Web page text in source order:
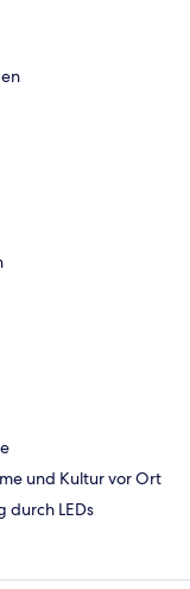
und Kultur vor Ort
durch LEDs